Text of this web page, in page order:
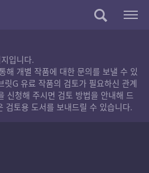
입니다.
해 개별 작품에 대한 문의를 보낼 수 있
G 유료 작품의 검토가 필요하신 관계
신청해 주시면 검토 방법을 안내해 드
검토용 도서를 보내드릴 수 있습니다.